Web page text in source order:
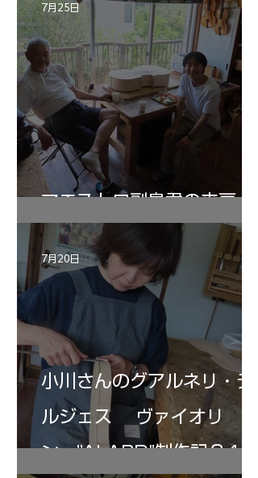
マエストロ副島君の来房
7月25日
小川さんのグアルネリ・デ
ルジェス ヴァイオリ
ン ”ALARD"制作記３4
7月20日